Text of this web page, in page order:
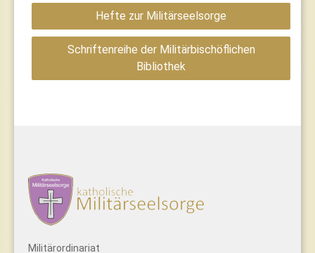
Hefte zur Militärseelsorge
Schriftenreihe der Militärbischöflichen
Bibliothek
Militärordinariat